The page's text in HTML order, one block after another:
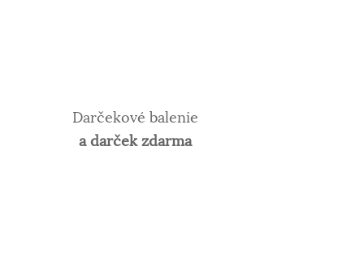
Darčekové balenie
a darček zdarma